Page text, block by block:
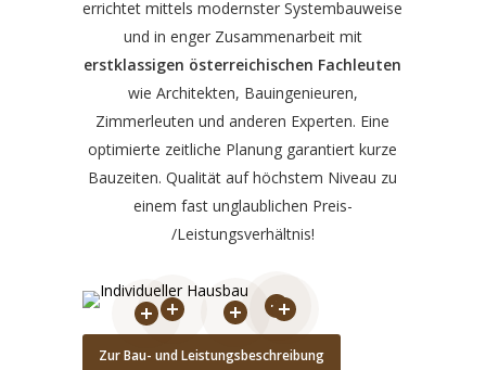
errichtet mittels modernster Systembauweise
und in enger Zusammenarbeit mit
erstklassigen österreichischen Fachleuten
wie Architekten, Bauingenieuren,
Zimmerleuten und anderen Experten. Eine
optimierte zeitliche Planung garantiert kurze
Bauzeiten. Qualität auf höchstem Niveau zu
einem fast unglaublichen Preis-
/Leistungsverhältnis!
Zur Bau- und Leistungsbeschreibung